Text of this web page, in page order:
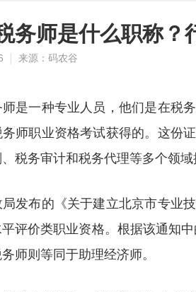
务师是什么职称？
来源：码农谷
是一种专业人员，他们是在税
师职业资格考试获得的。这份
税务审计和税务代理等多个领域
发布的《关于建立北京市专业
评价类职业资格。根据该通知
师则等同于助理经济师。